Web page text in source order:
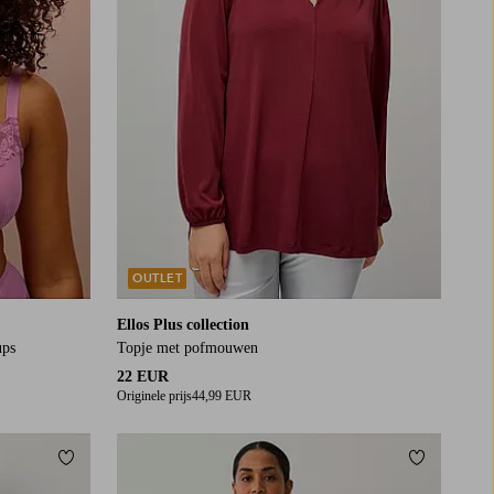
Ellos Plus collection
Topje met pofmouwen
22 EUR
Originele prijs44,99 EUR
OUTLET
Toevoegen aan favorieten